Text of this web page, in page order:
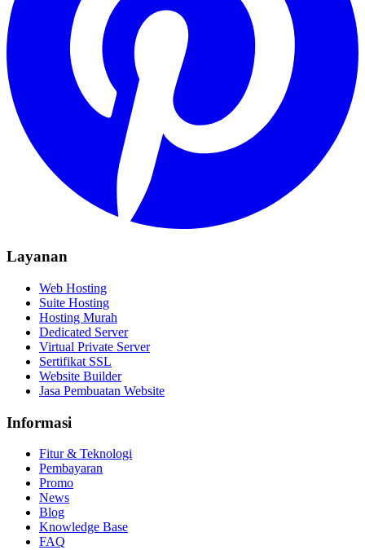
Layanan
Web Hosting
Suite Hosting
Hosting Murah
Dedicated Server
Virtual Private Server
Sertifikat SSL
Website Builder
Jasa Pembuatan Website
Informasi
Fitur & Teknologi
Pembayaran
Promo
News
Blog
Knowledge Base
FAQ